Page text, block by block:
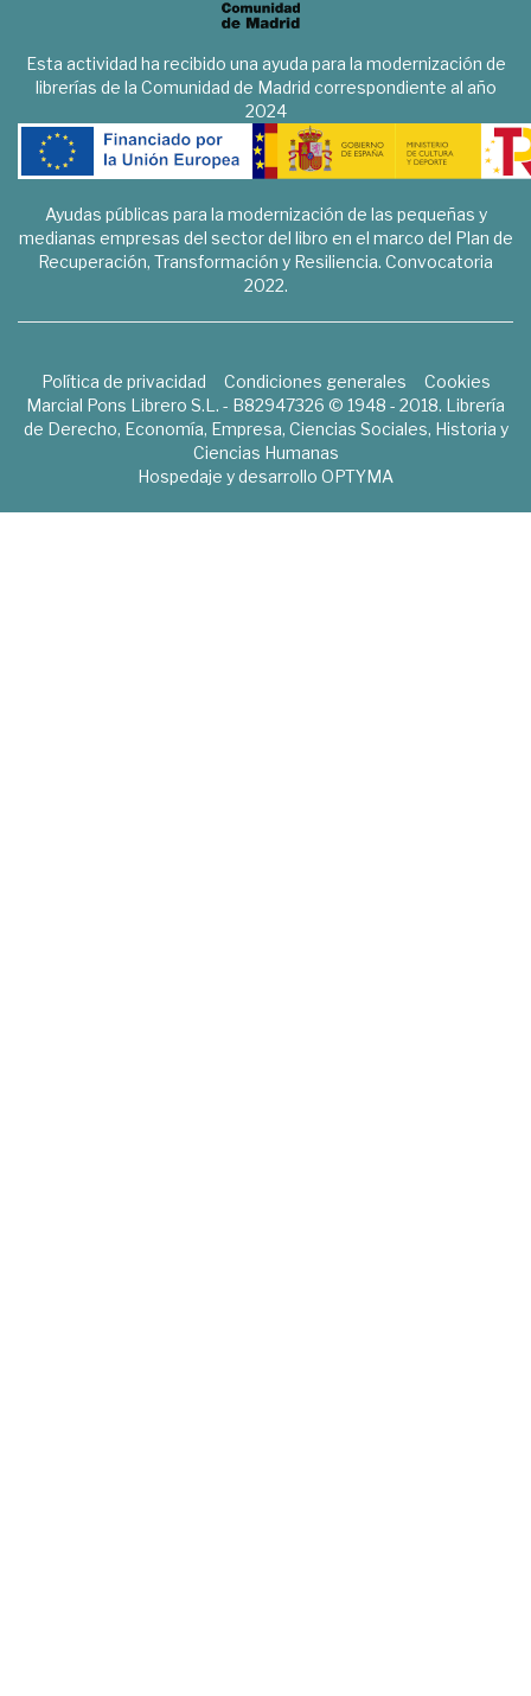
Esta actividad ha recibido una ayuda para la modernización de
librerías de la Comunidad de Madrid correspondiente al año
2024
Ayudas públicas para la modernización de las pequeñas y
medianas empresas del sector del libro en el marco del Plan de
Recuperación, Transformación y Resiliencia. Convocatoria
2022.
Política de privacidad Condiciones generales
Cookies
Marcial Pons Librero S.L. - B82947326 © 1948 - 2018. Librería
de Derecho, Economía, Empresa, Ciencias Sociales, Historia y
Ciencias Humanas
Hospedaje y desarrollo OPTYMA